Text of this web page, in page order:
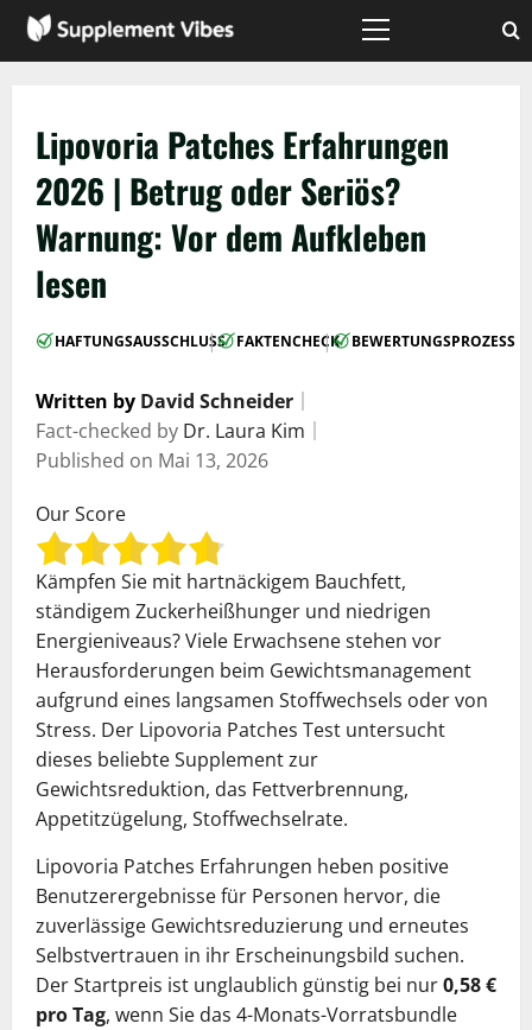
Zum
Inhalt
Hauptmenü
Lipovoria Patches Erfahrungen
2026 | Betrug oder Seriös?
Warnung: Vor dem Aufkleben
lesen
HAFTUNGSAUSSCHLUSS
| FAKTENCHECK
| BEWERTUNGSPROZESS
Written by David Schneider
Fact-checked by Dr. Laura Kim
Published on Mai 13, 2026
Our Score
Kämpfen Sie mit hartnäckigem Bauchfett,
ständigem Zuckerheißhunger und niedrigen
Energieniveaus? Viele Erwachsene stehen vor
Herausforderungen beim Gewichtsmanagement
aufgrund eines langsamen Stoffwechsels oder von
Stress. Der Lipovoria Patches Test untersucht
dieses beliebte Supplement zur
Gewichtsreduktion, das Fettverbrennung,
Appetitzügelung, Stoffwechselrate.
Lipovoria Patches Erfahrungen heben positive
Benutzerergebnisse für Personen hervor, die
zuverlässige Gewichtsreduzierung und erneutes
Selbstvertrauen in ihr Erscheinungsbild suchen.
Der Startpreis ist unglaublich günstig bei nur0,58 €
pro Tag, wenn Sie das 4-Monats-Vorratsbundle